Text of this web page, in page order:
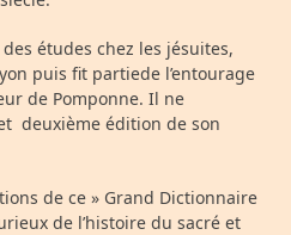
études chez les jésuites,
puis fit partiede l’entourage
de Pomponne. Il ne
deuxième édition de son
de ce » Grand Dictionnaire
de l’histoire du sacré et